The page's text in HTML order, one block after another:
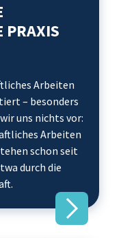
PRAXIS
Arbeiten
– besonders
uns nichts vor:
Arbeiten
schon seit
durch die